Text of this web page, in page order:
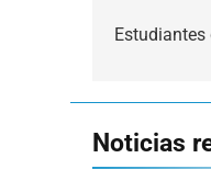
de
Noticias